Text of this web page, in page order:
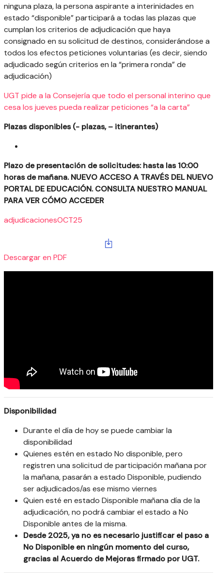
ninguna plaza, la persona aspirante a interinidades en
estado “disponible” participará a todas las plazas que
cumplan los criterios de adjudicación que haya
consignado en su solicitud de destinos, considerándose a
todos los efectos peticiones voluntarias (es decir, siendo
adjudicado según criterios en la “primera ronda” de
adjudicación)
UGT pide a la Consejería que todo el personal interino que
cesa los jueves pueda realizar peticiones “a la carta”
Plazas disponibles (- plazas, – itinerantes)
Plazo de presentación de solicitudes: hasta las 10:00
horas de mañana. NUEVO ACCESO A TRAVÉS DEL NUEVO
PORTAL DE EDUCACIÓN. CONSULTA NUESTRO MANUAL
PARA VER CÓMO ACCEDER
adjudicacionesOCT25
Descargar en PDF
Disponibilidad
Durante el día de hoy se puede cambiar la
disponibilidad
Quienes estén en estado No disponible, pero
registren una solicitud de participación mañana por
la mañana, pasarán a estado Disponible, pudiendo
ser adjudicados/as ese mismo viernes
Quien esté en estado Disponible mañana día de la
adjudicación, no podrá cambiar el estado a No
Disponible antes de la misma.
Desde 2025, ya no es necesario justificar el paso a
No Disponible en ningún momento del curso,
gracias al Acuerdo de Mejoras firmado por UGT.